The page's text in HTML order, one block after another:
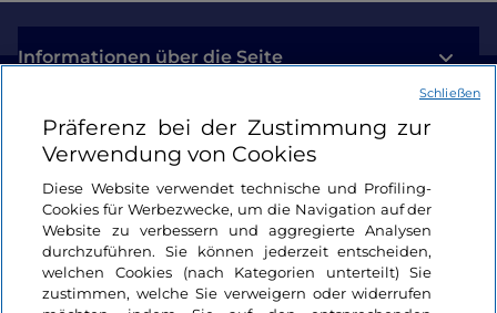
Informationen über die Seite
Nützliche Links
Login
Bleiben wir in Kontakt
Präferenz bei der Zustimmung zur
Verwendung von Cookies
Diese Website verwendet technische und Profiling-
Cookies für Werbezwecke, um die Navigation auf der
Website zu verbessern und aggregierte Analysen
durchzuführen. Sie können jederzeit entscheiden,
welchen Cookies (nach Kategorien unterteilt) Sie
zustimmen, welche Sie verweigern oder widerrufen
Schließen